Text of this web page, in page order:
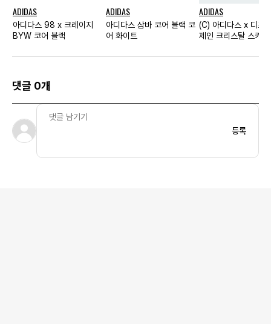
ADIDAS
아디다스 98 x 크레이지
BYW 코어 블랙
ADIDAS
아디다스 삼바 코어 블랙 코
어 화이트
ADIDAS
(C) 아디다스 x 디즈
제인 크리스탈 스카
댓글 0개
등록